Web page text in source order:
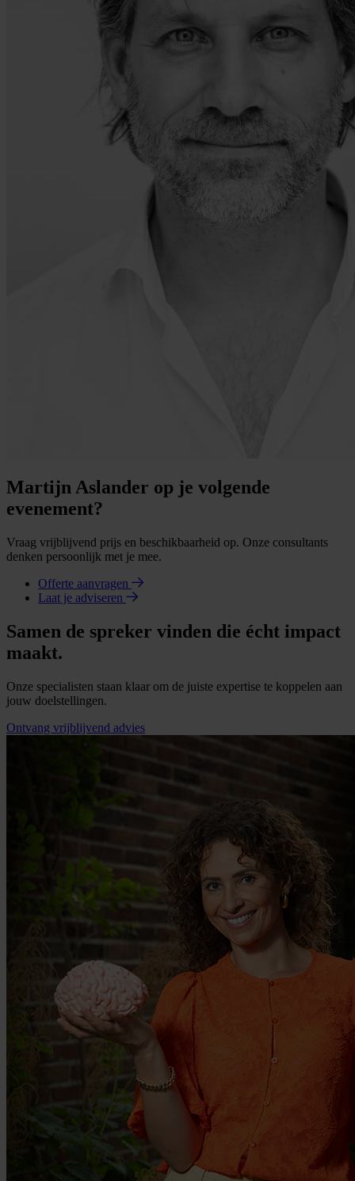
Martijn Aslander op je volgende
evenement?
Vraag vrijblijvend prijs en beschikbaarheid op. Onze consultants
denken persoonlijk met je mee.
Offerte aanvragen
Laat je adviseren
Samen de spreker vinden die écht impact
maakt.
Onze specialisten staan klaar om de juiste expertise te koppelen aan
jouw doelstellingen.
Ontvang vrijblijvend advies